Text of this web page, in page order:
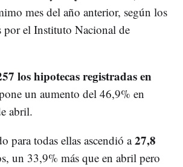
mes del año anterior, según los
por el Instituto Nacional de
los hipotecas registradas en
un aumento del 46,9% en
abril.
para todas ellas ascendió a27,8
un 33,9% más que en abril pero